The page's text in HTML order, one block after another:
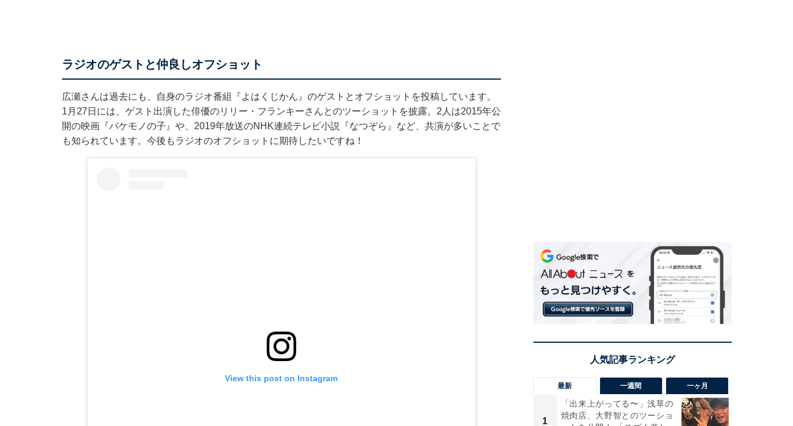
ラジオのゲストと仲良しオフショット
広瀬さんは過去にも、自身のラジオ番組『よはくじかん』のゲストとオフショットを投稿しています。
1月27日には、ゲスト出演した俳優のリリー・フランキーさんとのツーショットを披露。2人は2015年公
開の映画『バケモノの子』や、2019年放送のNHK連続テレビ小説『なつぞら』など、共演が多いことで
も知られています。今後もラジオのオフショットに期待したいですね！
View this post on Instagram
最新 一週間 一ヶ月
1
「出来上がってる〜」浅草の
焼肉店、大野智とのツーショ